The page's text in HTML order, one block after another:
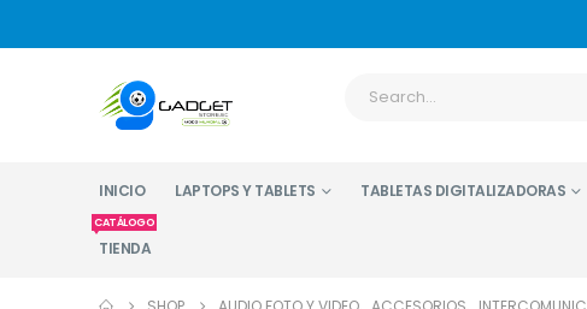
INICIO LAPTOPS Y TABLETS TABLETAS DIGITALIZADORAS
TIENDA
CATÁLOGO